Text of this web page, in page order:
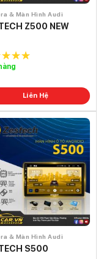
& Màn Hình Audi
Z500 NEW
of
Liên Hệ
& Màn Hình Audi
S500